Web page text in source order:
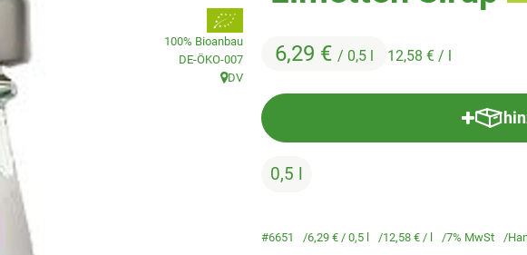
6,29 € / 0,5 l 12,58 € / l
, Verband:
100% Bioanbau
, Kontrollstelle:
DE-ÖKO-007
, Herkunft:
DV
0,5 l
#6651 6,29 € / 0,5 l 12,58 € / l 7% MwSt